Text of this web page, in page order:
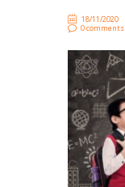
18/11/2020
0 comments